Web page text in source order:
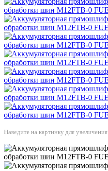
Наведите на картинку для увеличения